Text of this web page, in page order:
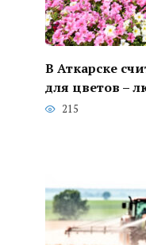
В Аткарске
для цветов –
215